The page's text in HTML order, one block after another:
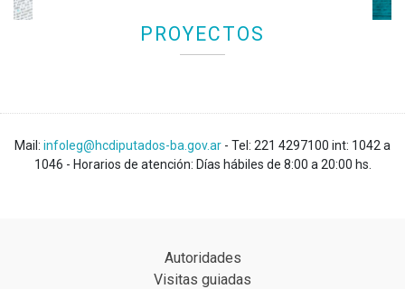
PROYECTOS
Mail: infoleg@hcdiputados-ba.gov.ar - Tel: 221 4297100 int: 1042 a
1046 - Horarios de atención: Días hábiles de 8:00 a 20:00 hs.
Autoridades
Visitas guiadas